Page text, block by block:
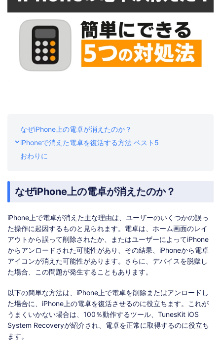
なぜiPhone上の電卓が消えたのか？
iPhoneで消えた電卓を復活する方法 ベスト5
おわりに
なぜiPhone上の電卓が消えたのか？
iPhone上で電卓が消えた主な理由は、ユーザーのいくつかの誤っ
た操作に起因するものと見られます。電卓は、ホーム画面のレイ
アウトから誤って削除されたか、またはユーザーによってiPhone
からアンロードされた可能性があり、その結果、iPhoneから電卓
アイコンが消えた可能性があります。さらに、デバイスを脱獄し
た場合、この問題が発生することもあります。
以下の簡単な方法は、iPhone上で電卓を削除またはアンロードし
た場合に、iPhone上の電卓を復活させるのに役立ちます。これが
うまくいかない場合は、100％動作するツール、TunesKit iOS
System Recoveryが紹介され、電卓を正常に取得するのに役立ち
ます。